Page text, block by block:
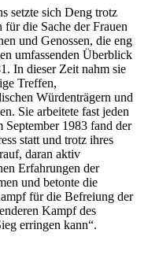
setzte sich Deng trotz
die Sache der Frauen
und Genossen, die eng
umfassenden Überblick
In dieser Zeit nahm sie
Treffen,
Würdenträgern und
Sie arbeitete fast jeden
1983 fand der
statt und trotz ihres
daran aktiv
Erfahrungen der
und betonte die
für die Befreiung der
Kampf des
erringen kann“.